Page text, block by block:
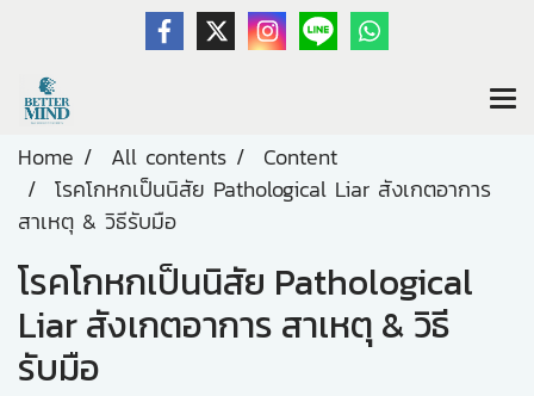
Home All contents
Content
โรคโกหกเป็นนิสัย Pathological Liar สังเกตอาการ
สาเหตุ & วิธีรับมือ
โรคโกหกเป็นนิสัย Pathological
Liar สังเกตอาการ สาเหตุ & วิธี
รับมือ